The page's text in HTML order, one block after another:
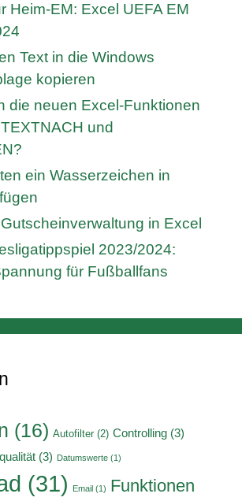
Heim-EM: Excel UEFA EM
Text in die Windows
kopieren
die neuen Excel-Funktionen
und
ein Wasserzeichen in
in Excel
2023/2024:
für Fußballfans
(16) Autofilter (2) Controlling (3)
(3) Datumswerte (1)
(31) Email (1) Funktionen